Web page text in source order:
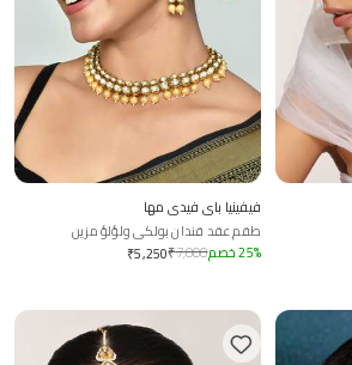
فيفينيا باي فيدي مها
طقم عقد قندان بولكي ولؤلؤ مزين
₹5,250₹7,000 25% خصم